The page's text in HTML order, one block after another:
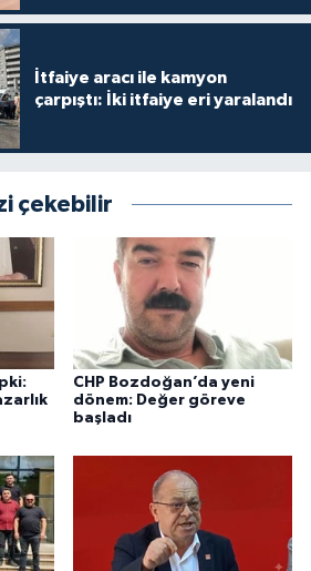
İtfaiye aracı ile kamyon
çarpıştı: İki itfaiye eri yaralandı
çekebilir
CHP Bozdoğan’da yeni
dönem: Değer göreve
başladı